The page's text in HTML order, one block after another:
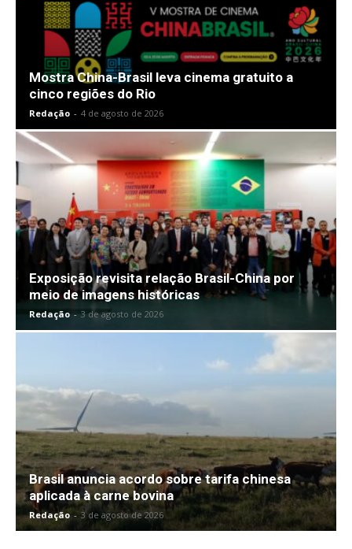
Mostra China-Brasil leva cinema gratuito a
cinco regiões do Rio
Redação - 4 de agosto de 2026
Exposição revisita relação Brasil-China por
meio de imagens históricas
Redação - 3 de agosto de 2026
Brasil anuncia acordo sobre tarifa chinesa
aplicada à carne bovina
Redação - 3 de agosto de 2026